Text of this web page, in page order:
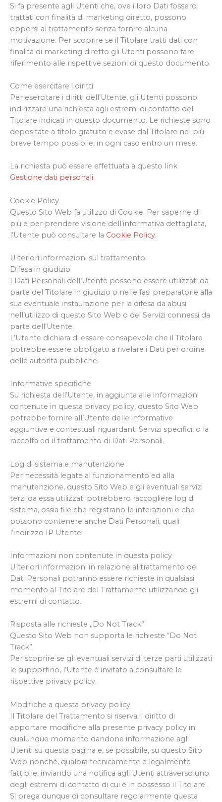
Si fa presente agli Utenti che, ove i loro Dati fossero
trattati con finalità di marketing diretto, possono
opporsi al trattamento senza fornire alcuna
motivazione. Per scoprire se il Titolare tratti dati con
finalità di marketing diretto gli Utenti possono fare
riferimento alle rispettive sezioni di questo documento.
Come esercitare i diritti
Per esercitare i diritti dell’Utente, gli Utenti possono
indirizzare una richiesta agli estremi di contatto del
Titolare indicati in questo documento. Le richieste sono
depositate a titolo gratuito e evase dal Titolare nel più
breve tempo possibile, in ogni caso entro un mese.
La richiesta può essere effettuata a questo link:
Gestione dati personali.
Cookie Policy
Questo Sito Web fa utilizzo di Cookie. Per saperne di
più e per prendere visione dell’informativa dettagliata,
l’Utente può consultare la Cookie Policy.
Ulteriori informazioni sul trattamento
Difesa in giudizio
I Dati Personali dell’Utente possono essere utilizzati da
parte del Titolare in giudizio o nelle fasi preparatorie alla
sua eventuale instaurazione per la difesa da abusi
nell’utilizzo di questo Sito Web o dei Servizi connessi da
parte dell’Utente.
L’Utente dichiara di essere consapevole che il Titolare
potrebbe essere obbligato a rivelare i Dati per ordine
delle autorità pubbliche.
Informative specifiche
Su richiesta dell’Utente, in aggiunta alle informazioni
contenute in questa privacy policy, questo Sito Web
potrebbe fornire all’Utente delle informative
aggiuntive e contestuali riguardanti Servizi specifici, o la
raccolta ed il trattamento di Dati Personali.
Log di sistema e manutenzione
Per necessità legate al funzionamento ed alla
manutenzione, questo Sito Web e gli eventuali servizi
terzi da essa utilizzati potrebbero raccogliere log di
sistema, ossia file che registrano le interazioni e che
possono contenere anche Dati Personali, quali
l’indirizzo IP Utente.
Informazioni non contenute in questa policy
Ulteriori informazioni in relazione al trattamento dei
Dati Personali potranno essere richieste in qualsiasi
momento al Titolare del Trattamento utilizzando gli
estremi di contatto.
Risposta alle richieste „Do Not Track”
Questo Sito Web non supporta le richieste “Do Not
Track”.
Per scoprire se gli eventuali servizi di terze parti utilizzati
le supportino, l’Utente è invitato a consultare le
rispettive privacy policy.
Modifiche a questa privacy policy
Il Titolare del Trattamento si riserva il diritto di
apportare modifiche alla presente privacy policy in
qualunque momento dandone informazione agli
Utenti su questa pagina e, se possibile, su questo Sito
Web nonché, qualora tecnicamente e legalmente
fattibile, inviando una notifica agli Utenti attraverso uno
degli estremi di contatto di cui è in possesso il Titolare .
Si prega dunque di consultare regolarmente questa